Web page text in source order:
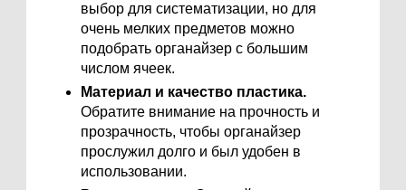
выбор для систематизации, но для
очень мелких предметов можно
подобрать органайзер с большим
числом ячеек.
Материал и качество пластика.
Обратите внимание на прочность и
прозрачность, чтобы органайзер
прослужил долго и был удобен в
использовании.